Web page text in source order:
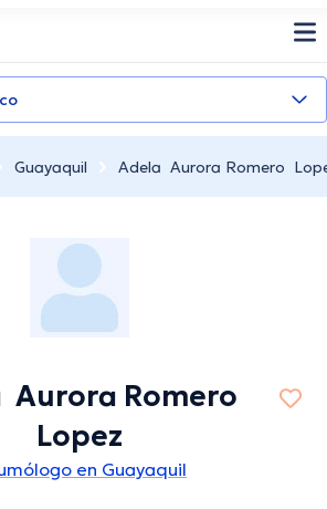
Guayaquil Adela Aurora Romero
Aurora Romero
Lopez
en Guayaquil